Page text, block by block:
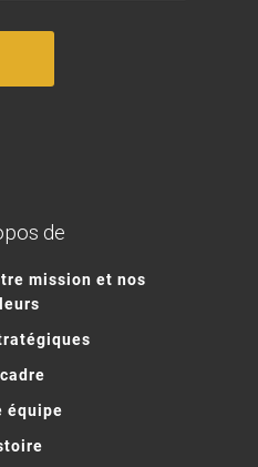
de
mission et nos
équipe